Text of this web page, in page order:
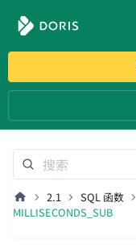
2.1 SQL 函数
MILLISECONDS_SUB